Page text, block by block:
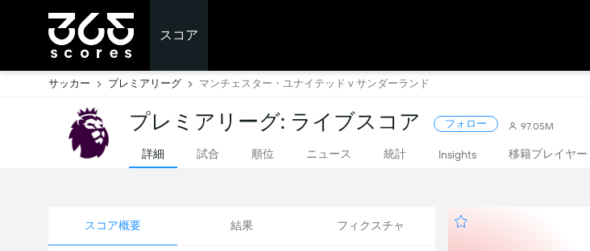
スコア
サッカー プレミアリーグ マンチェスター・ユナイテッド v サンダーランド
プレミアリーグ: ライブスコア フォロー 97.05M
詳細 試合 順位 ニュース 統計 Insights 移籍プレイヤー
スコア概要 結果 フィクスチャ